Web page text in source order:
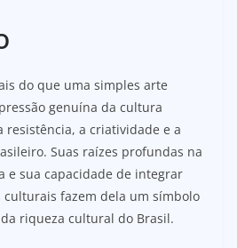
do que uma simples arte
genuína da cultura
a criatividade e a
Suas raízes profundas na
e sua capacidade de integrar
fazem dela um símbolo
riqueza cultural do Brasil.